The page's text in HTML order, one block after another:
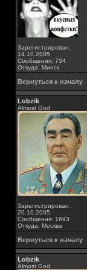
Зарегистрирован:
14.10.2005
Сообщения: 734
Откуда: Минск
Вернуться к началу
Lobzik
Almost God
Зарегистрирован:
20.10.2005
Сообщения: 1693
Откуда: Москва
Вернуться к началу
Lobzik
Almost God